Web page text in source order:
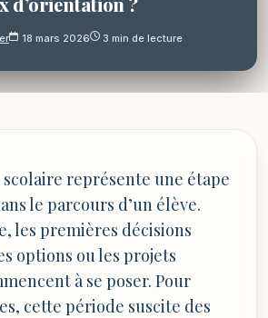
18 mars 2026 3 min de lecture
représente une étape
le parcours d’un élève.
les premières décisions
options ou les projets
à se poser. Pour
cette période suscite des